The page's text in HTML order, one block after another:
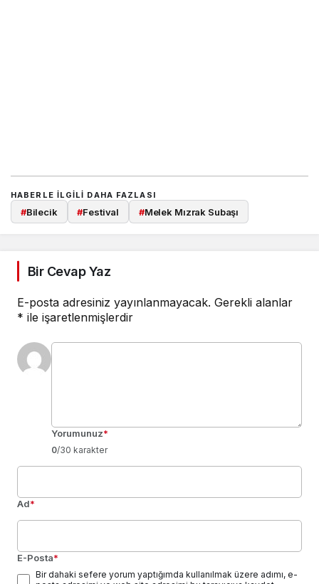
HABERLE ILGILI DAHA FAZLASI
#Bilecik #Festival #Melek Mızrak Subaşı
Bir Cevap Yaz
E-posta adresiniz yayınlanmayacak. Gerekli alanlar
* ile işaretlenmişlerdir
Yorumunuz*
0/30 karakter
Ad*
E-Posta*
Bir dahaki sefere yorum yaptığımda kullanılmak üzere adımı, e-